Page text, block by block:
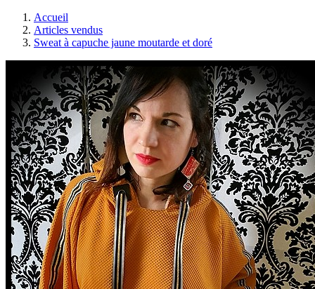
Accueil
Articles vendus
Sweat à capuche jaune moutarde et doré